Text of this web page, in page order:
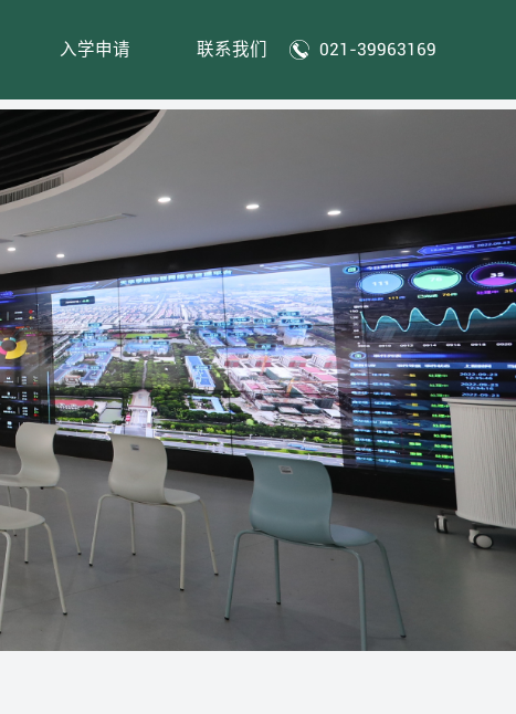
入学申请 联系我们 021-39963169